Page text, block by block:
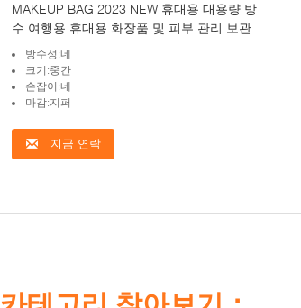
MAKEUP BAG 2023 NEW 휴대용 대용량 방
수 여행용 휴대용 화장품 및 피부 관리 보관
가방방수성:네
크기:중간
손잡이:네
마감:지퍼
지금 연락